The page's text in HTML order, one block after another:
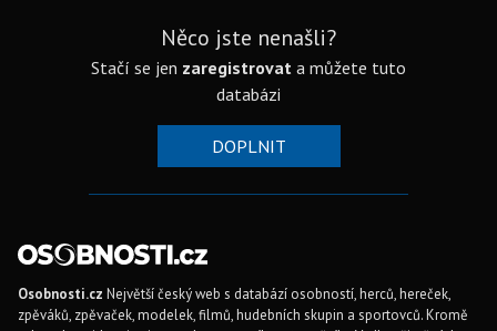
Něco jste nenašli?
Stačí se jen zaregistrovat a můžete tuto
databázi
DOPLNIT
Osobnosti.cz Největší český web s databází osobností, herců, hereček,
zpěváků, zpěvaček, modelek, filmů, hudebních skupin a sportovců. Kromě